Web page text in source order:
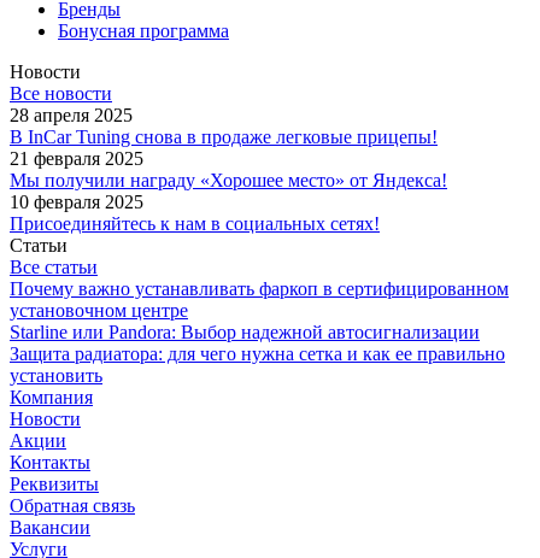
Бренды
Бонусная программа
Новости
Все новости
28 апреля 2025
В InCar Tuning снова в продаже легковые прицепы!
21 февраля 2025
Мы получили награду «Хорошее место» от Яндекса!
10 февраля 2025
Присоединяйтесь к нам в социальных сетях!
Статьи
Все статьи
Почему важно устанавливать фаркоп в сертифицированном
установочном центре
Starline или Pandora: Выбор надежной автосигнализации
Защита радиатора: для чего нужна сетка и как ее правильно
установить
Компания
Новости
Акции
Контакты
Реквизиты
Обратная связь
Вакансии
Услуги